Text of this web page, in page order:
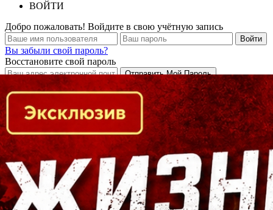
ВОЙТИ
Добро пожаловать! Войдите в свою учётную запись
Вы забыли свой пароль?
Восстановите свой пароль
Кто есть кто в Байкальском регионе